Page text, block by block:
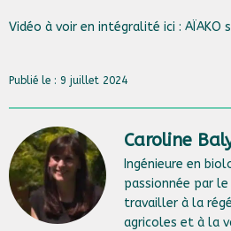
Vidéo à voir en intégralité ici : AÏAKO
Publié le : 9 juillet 2024
Caroline
Ingénieure en
passionnée par
travailler à la
agricoles et à la